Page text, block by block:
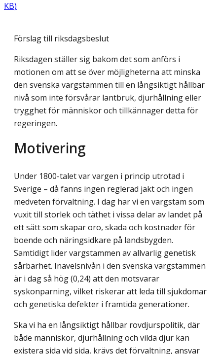
KB)
Förslag till riksdagsbeslut
Riksdagen ställer sig bakom det som anförs i
motionen om att se över möjligheterna att minska
den svenska vargstammen till en långsiktigt hållbar
nivå som inte försvårar lantbruk, djurhållning eller
trygghet för människor och tillkännager detta för
regeringen.
Motivering
Under 1800-talet var vargen i princip utrotad i
Sverige – då fanns ingen reglerad jakt och ingen
medveten förvaltning. I dag har vi en vargstam som
vuxit till storlek och täthet i vissa delar av landet på
ett sätt som skapar oro, skada och kostnader för
boende och näringsidkare på landsbygden.
Samtidigt lider vargstammen av allvarlig genetisk
sårbarhet. Inavelsnivån i den svenska vargstammen
är i dag så hög (0,24) att den motsvarar
syskonparning, vilket riskerar att leda till sjukdomar
och genetiska defekter i framtida generationer.
Ska vi ha en långsiktigt hållbar rovdjurspolitik, där
både människor, djurhållning och vilda djur kan
existera sida vid sida, krävs det förvaltning, ansvar